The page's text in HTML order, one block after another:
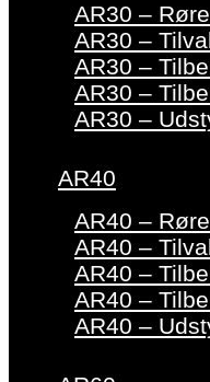
AR30 –
AR30 –
AR30 –
AR30 –
AR30 –
AR40
AR40 –
AR40 –
AR40 –
AR40 –
AR40 –